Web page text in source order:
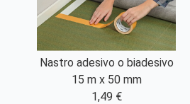
Nastro adesivo o biadesivo
15 m x 50 mm
1,49 €